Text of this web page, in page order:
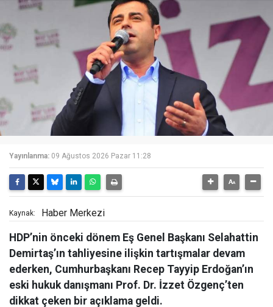
Yayınlanma: 09 Ağustos 2026 Pazar 11:28
Kaynak: Haber Merkezi
HDP’nin önceki dönem Eş Genel Başkanı Selahattin
Demirtaş’ın tahliyesine ilişkin tartışmalar devam
ederken, Cumhurbaşkanı Recep Tayyip Erdoğan’ın
eski hukuk danışmanı Prof. Dr. İzzet Özgenç’ten
dikkat çeken bir açıklama geldi.